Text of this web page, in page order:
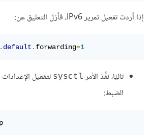
إذا أردت تفعيل تمرير IPv6، فأزل التعليق عن:
. default . forwarding=1
تاليًا، نفِّذ الأمر sysctl لتفعيل
الضبط:
p